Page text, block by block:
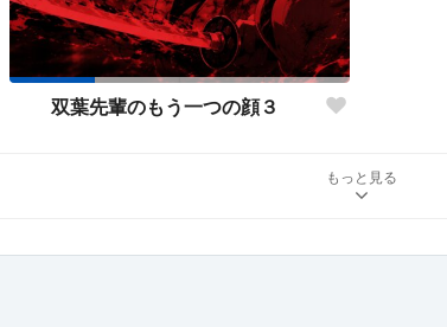
双葉先輩のもう一つの顔３
もっと見る